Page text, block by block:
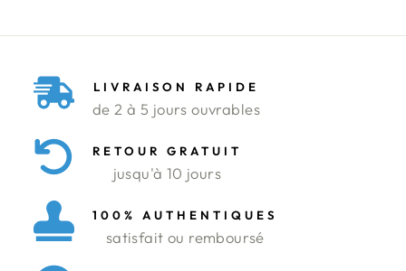
LIVRAISON RAPIDE
de 2 à 5 jours ouvrables
RETOUR GRATUIT
jusqu'à 10 jours
100% AUTHENTIQUES
satisfait ou remboursé